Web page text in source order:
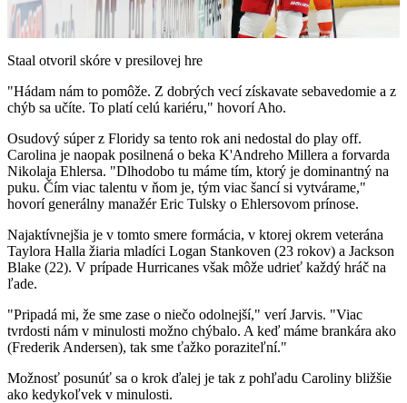
Staal otvoril skóre v presilovej hre
"Hádam nám to pomôže. Z dobrých vecí získavate sebavedomie a z
chýb sa učíte. To platí celú kariéru," hovorí Aho.
Osudový súper z Floridy sa tento rok ani nedostal do play off.
Carolina je naopak posilnená o beka K'Andreho Millera a forvarda
Nikolaja Ehlersa. "Dlhodobo tu máme tím, ktorý je dominantný na
puku. Čím viac talentu v ňom je, tým viac šancí si vytvárame,"
hovorí generálny manažér Eric Tulsky o Ehlersovom prínose.
Najaktívnejšia je v tomto smere formácia, v ktorej okrem veterána
Taylora Halla žiaria mladíci Logan Stankoven (23 rokov) a Jackson
Blake (22). V prípade Hurricanes však môže udrieť každý hráč na
ľade.
"Pripadá mi, že sme zase o niečo odolnejší," verí Jarvis. "Viac
tvrdosti nám v minulosti možno chýbalo. A keď máme brankára ako
(Frederik Andersen), tak sme ťažko poraziteľní."
Možnosť posunúť sa o krok ďalej je tak z pohľadu Caroliny bližšie
ako kedykoľvek v minulosti.